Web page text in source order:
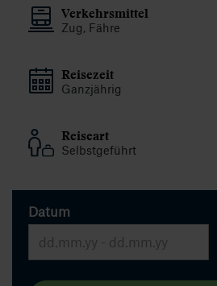
Verkehrsmittel
Zug, Fähre
Reisezeit
Ganzjährig
Reiseart
Selbstgeführt
Datum